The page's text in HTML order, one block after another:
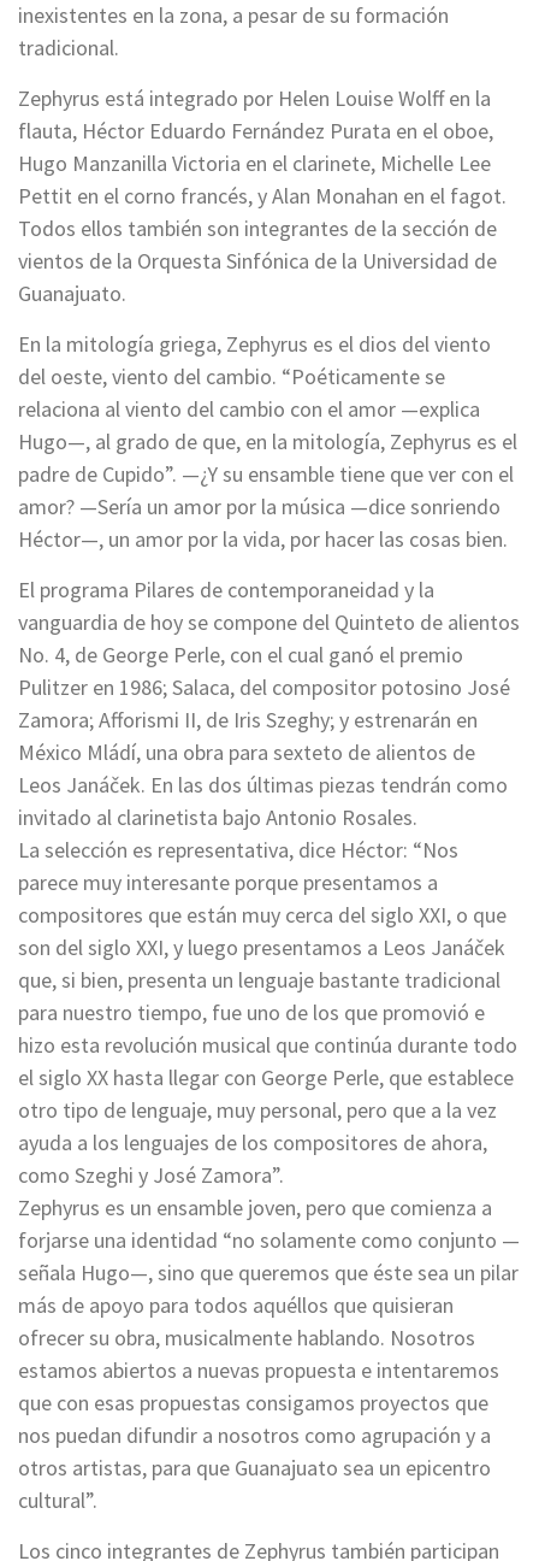
inexistentes en la zona, a pesar de su formación
tradicional.
Zephyrus está integrado por Helen Louise Wolff en la
flauta, Héctor Eduardo Fernández Purata en el oboe,
Hugo Manzanilla Victoria en el clarinete, Michelle Lee
Pettit en el corno francés, y Alan Monahan en el fagot.
Todos ellos también son integrantes de la sección de
vientos de la Orquesta Sinfónica de la Universidad de
Guanajuato.
En la mitología griega, Zephyrus es el dios del viento
del oeste, viento del cambio. “Poéticamente se
relaciona al viento del cambio con el amor —explica
Hugo—, al grado de que, en la mitología, Zephyrus es el
padre de Cupido”. —¿Y su ensamble tiene que ver con el
amor? —Sería un amor por la música —dice sonriendo
Héctor—, un amor por la vida, por hacer las cosas bien.
El programa Pilares de contemporaneidad y la
vanguardia de hoy se compone del Quinteto de alientos
No. 4, de George Perle, con el cual ganó el premio
Pulitzer en 1986; Salaca, del compositor potosino José
Zamora; Afforismi II, de Iris Szeghy; y estrenarán en
México Mládí, una obra para sexteto de alientos de
Leos Janáček. En las dos últimas piezas tendrán como
invitado al clarinetista bajo Antonio Rosales.
La selección es representativa, dice Héctor: “Nos
parece muy interesante porque presentamos a
compositores que están muy cerca del siglo XXI, o que
son del siglo XXI, y luego presentamos a Leos Janáček
que, si bien, presenta un lenguaje bastante tradicional
para nuestro tiempo, fue uno de los que promovió e
hizo esta revolución musical que continúa durante todo
el siglo XX hasta llegar con George Perle, que establece
otro tipo de lenguaje, muy personal, pero que a la vez
ayuda a los lenguajes de los compositores de ahora,
como Szeghi y José Zamora”.
Zephyrus es un ensamble joven, pero que comienza a
forjarse una identidad “no solamente como conjunto —
señala Hugo—, sino que queremos que éste sea un pilar
más de apoyo para todos aquéllos que quisieran
ofrecer su obra, musicalmente hablando. Nosotros
estamos abiertos a nuevas propuesta e intentaremos
que con esas propuestas consigamos proyectos que
nos puedan difundir a nosotros como agrupación y a
otros artistas, para que Guanajuato sea un epicentro
cultural”.
Los cinco integrantes de Zephyrus también participan